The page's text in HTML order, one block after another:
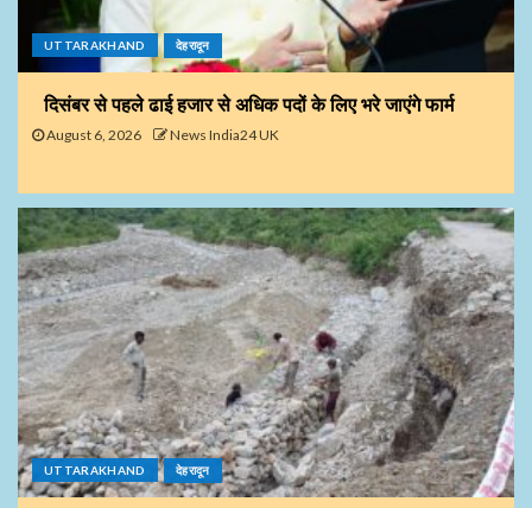
UTTARAKHAND देहरादून
दिसंबर से पहले ढाई हजार से अधिक पदों के लिए भरे जाएंगे फार्म
August 6, 2026 News India24 UK
UTTARAKHAND देहरादून